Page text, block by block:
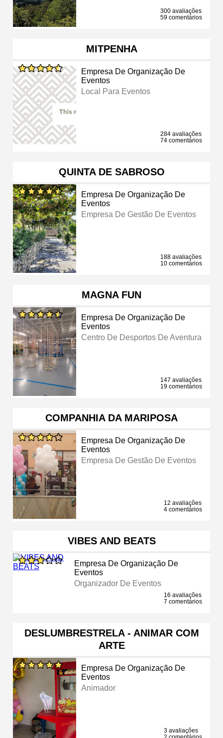
300 avaliações
59 comentários
MITPENHA
Empresa De Organização De
Eventos
Local Para Eventos
284 avaliações
74 comentários
QUINTA DE SABROSO
Empresa De Organização De
Eventos
Empresa De Gestão De Eventos
188 avaliações
10 comentários
MAGNA FUN
Empresa De Organização De
Eventos
Centro De Desportos De Aventura
147 avaliações
19 comentários
COMPANHIA DA MARIPOSA
Empresa De Organização De
Eventos
Empresa De Gestão De Eventos
12 avaliações
4 comentários
VIBES AND BEATS
Empresa De Organização De
Eventos
Organizador De Eventos
16 avaliações
7 comentários
DESLUMBRESTRELA - ANIMAR COM
ARTE
Empresa De Organização De
Eventos
Animador
3 avaliações